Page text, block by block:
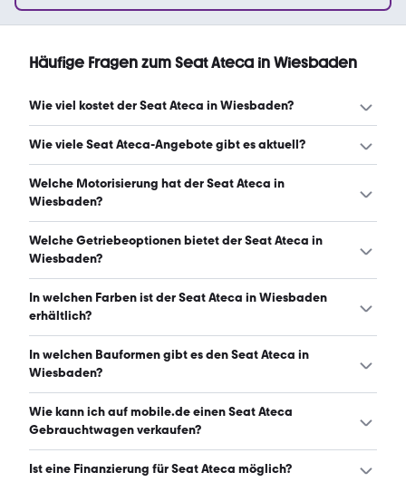
Häufige Fragen zum Seat Ateca in Wiesbaden
Wie viel kostet der Seat Ateca in Wiesbaden?
Ein guter Preis für einen Seat Ateca in Wiesbaden liegt
starten ab 192 € monatlich. (Stand: 7.8.2026)
Wie viele Seat Ateca-Angebote gibt es aktuell?
Es gibt insgesamt 62 Seat Ateca bei mobile.de, davon 57
Gebraucht- und 5 Neuwagen. (Stand: 7.8.2026)
Welche Motorisierung hat der Seat Ateca in
Wiesbaden?
Der Seat Ateca in Wiesbaden hat Leistungen zwischen
150 und 190 PS. (Stand: 7.8.2026)
Welche Getriebeoptionen bietet der Seat Ateca in
Wiesbaden?
Der Seat Ateca in Wiesbaden ist mit automatischem und
manuellem Getriebe erhältlich. (Stand: 7.8.2026)
In welchen Farben ist der Seat Ateca in Wiesbaden
erhältlich?
Den Seat Ateca in Wiesbaden gibt es in folgenden
Farben: grau, schwarz, weiß, blau, silber, rot und grün. Die
In welchen Bauformen gibt es den Seat Ateca in
Wiesbaden?
Den Seat Ateca in Wiesbaden gibt es in folgenden
Bauformen: SUV. (Stand: 7.8.2026)
Wie kann ich auf mobile.de einen Seat Ateca
Gebrauchtwagen verkaufen?
Alle Informationen zum Verkauf an mobile.de-
Ist eine Finanzierung für Seat Ateca möglich?